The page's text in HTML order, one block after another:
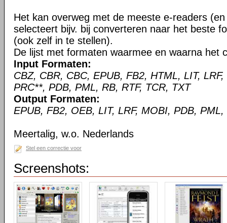
Het kan overweg met de meeste e-readers
selecteert bijv. bij converteren naar het beste
(ook zelf in te stellen).
De lijst met formaten waarmee en waarna het
Input Formaten:
CBZ, CBR, CBC, EPUB, FB2, HTML, LIT,
PRC**, PDB, PML, RB, RTF, TCR, TXT
Output Formaten:
EPUB, FB2, OEB, LIT, LRF, MOBI, PDB,
Meertalig, w.o. Nederlands
Stel een correctie voor
Screenshots: